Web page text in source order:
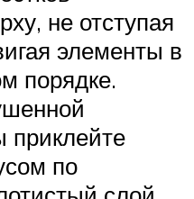
не отступая
элементы в
порядке.
приклейте
по